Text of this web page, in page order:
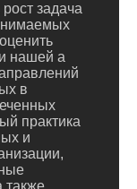
задача
нашей а
в
практика
и
также